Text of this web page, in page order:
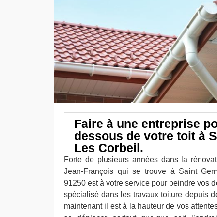
Faire à une entreprise
dessous de votre toit à
Les Corbeil.
Forte de plusieurs années dans la
Jean-François qui se trouve à Saint
91250 est à votre service pour peindre vos
spécialisé dans les travaux toiture depuis
maintenant il est à la hauteur de vos